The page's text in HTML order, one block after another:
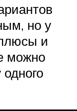
но у
и
можно